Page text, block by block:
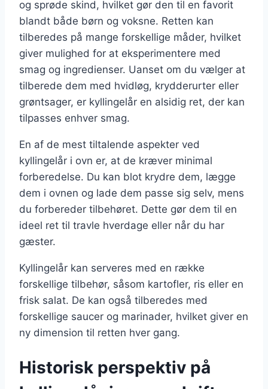
og sprøde skind, hvilket gør den til en favorit
blandt både børn og voksne. Retten kan
tilberedes på mange forskellige måder, hvilket
giver mulighed for at eksperimentere med
smag og ingredienser. Uanset om du vælger at
tilberede dem med hvidløg, krydderurter eller
grøntsager, er kyllingelår en alsidig ret, der kan
tilpasses enhver smag.
En af de mest tiltalende aspekter ved
kyllingelår i ovn er, at de kræver minimal
forberedelse. Du kan blot krydre dem, lægge
dem i ovnen og lade dem passe sig selv, mens
du forbereder tilbehøret. Dette gør dem til en
ideel ret til travle hverdage eller når du har
gæster.
Kyllingelår kan serveres med en række
forskellige tilbehør, såsom kartofler, ris eller en
frisk salat. De kan også tilberedes med
forskellige saucer og marinader, hvilket giver en
ny dimension til retten hver gang.
Historisk perspektiv på